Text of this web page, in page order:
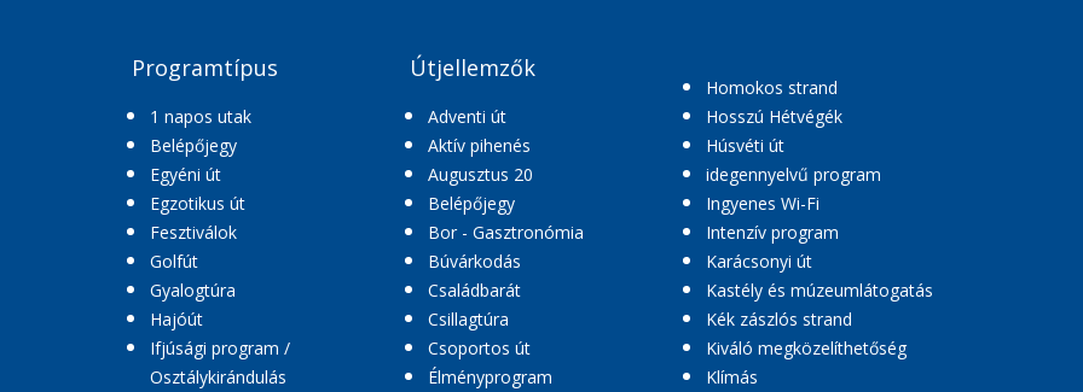
Programtípus
1 napos utak
Belépőjegy
Egyéni út
Egzotikus út
Fesztiválok
Golfút
Gyalogtúra
Hajóút
Ifjúsági program /
Osztálykirándulás
Útjellemzők
Adventi út
Aktív pihenés
Augusztus 20
Belépőjegy
Bor - Gasztronómia
Búvárkodás
Családbarát
Csillagtúra
Csoportos út
Élményprogram
Homokos strand
Hosszú Hétvégék
Húsvéti út
idegennyelvű program
Ingyenes Wi-Fi
Intenzív program
Karácsonyi út
Kastély és múzeumlátogatás
Kék zászlós strand
Kiváló megközelíthetőség
Klímás